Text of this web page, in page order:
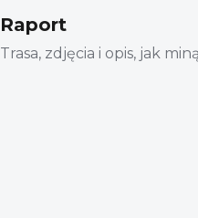
Raport
Trasa, zdjęcia i opis, jak